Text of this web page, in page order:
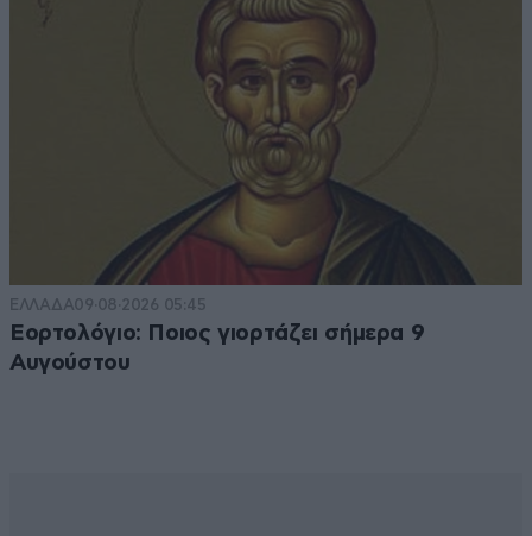
ΕΛΛΑΔΑ09·08·2026 05:45
Εορτολόγιο: Ποιος γιορτάζει σήμερα 9
Αυγούστου